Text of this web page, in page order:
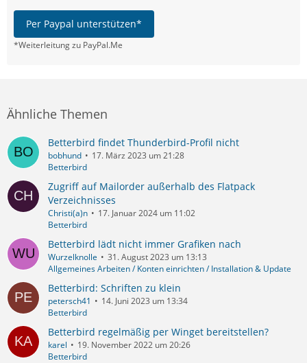
Per Paypal unterstützen*
*Weiterleitung zu PayPal.Me
Ähnliche Themen
Betterbird findet Thunderbird-Profil nicht
bobhund
17. März 2023 um 21:28
Betterbird
Zugriff auf Mailorder außerhalb des Flatpack
Verzeichnisses
Christi(a)n
17. Januar 2024 um 11:02
Betterbird
Betterbird lädt nicht immer Grafiken nach
Wurzelknolle
31. August 2023 um 13:13
Allgemeines Arbeiten / Konten einrichten / Installation & Update
Betterbird: Schriften zu klein
petersch41
14. Juni 2023 um 13:34
Betterbird
Betterbird regelmäßig per Winget bereitstellen?
karel
19. November 2022 um 20:26
Betterbird